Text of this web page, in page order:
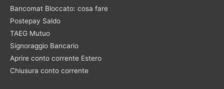
Bancomat Bloccato: cosa fare
Postepay Saldo
TAEG Mutuo
Signoraggio Bancario
Aprire conto corrente Estero
Chiusura conto corrente